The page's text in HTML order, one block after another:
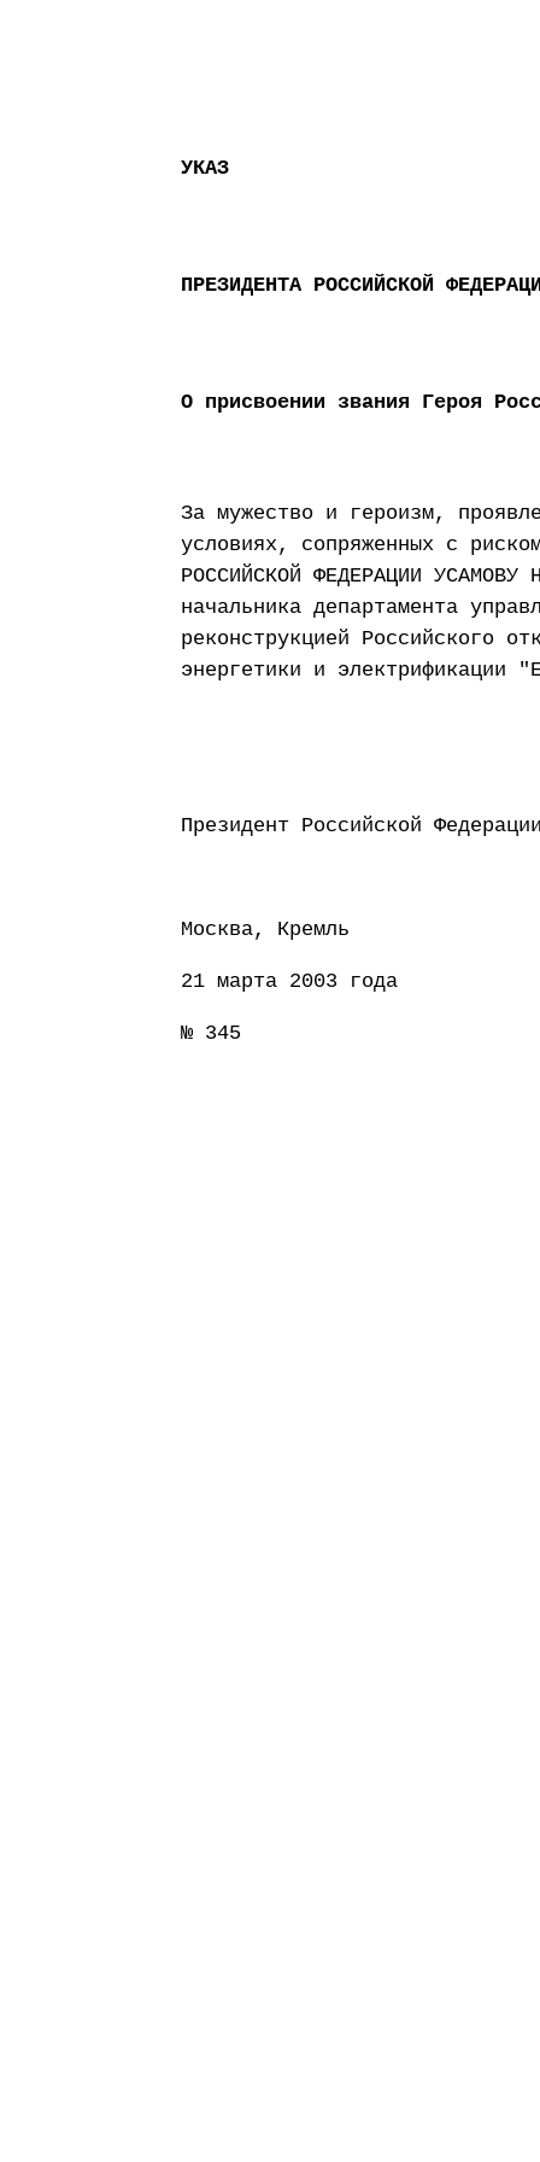
УКАЗ
ПРЕЗИДЕНТА РОССИЙСКОЙ
О присвоении звания Героя
За мужество и героизм,
условиях, сопряженных с
РОССИЙСКОЙ ФЕДЕРАЦИИ УСАМОВУ
начальника департамента
реконструкцией Российского
энергетики и электрификации
Президент
Москва, Кремль
21 марта 2003 года
№ 345